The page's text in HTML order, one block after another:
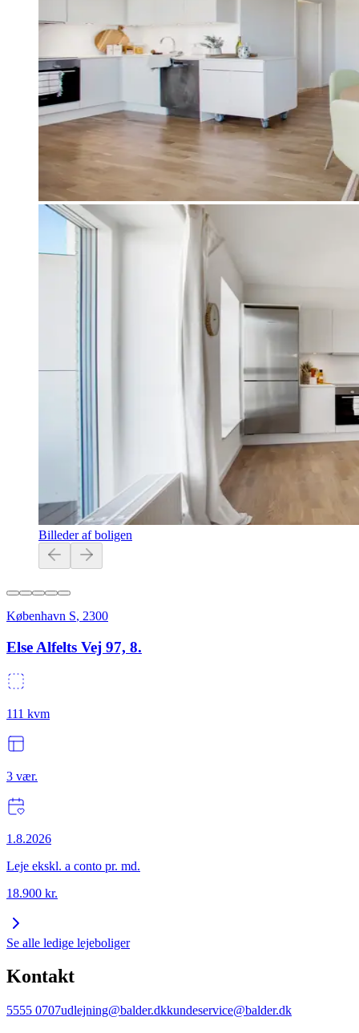
Billeder af boligen
København S, 2300
Else Alfelts Vej 97, 8.
111 kvm
3 vær.
1.8.2026
Leje ekskl. a conto pr. md.
18.900 kr.
Se alle ledige lejeboliger
Kontakt
5555 0707udlejning@balder.dkkundeservice@balder.dk